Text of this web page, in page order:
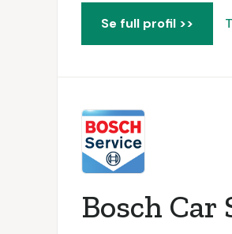
Se full profil >>
Bosch Car